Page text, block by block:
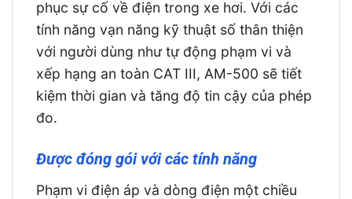
phục sự cố về điện trong xe hơi. Với các
tính năng vạn năng kỹ thuật số thân thiện
với người dùng như tự động phạm vi và
xếp hạng an toàn CAT III, AM-500 sẽ tiết
kiệm thời gian và tăng độ tin cậy của phép
đo.
Được đóng gói với các tính năng
Phạm vi điện áp và dòng điện một chiều